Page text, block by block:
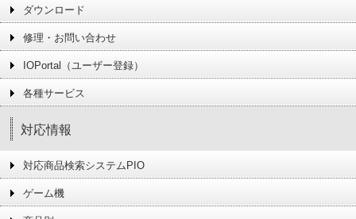
ダウンロード
修理・お問い合わせ
IOPortal（ユーザー登録）
各種サービス
対応情報
対応商品検索システムPIO
ゲーム機